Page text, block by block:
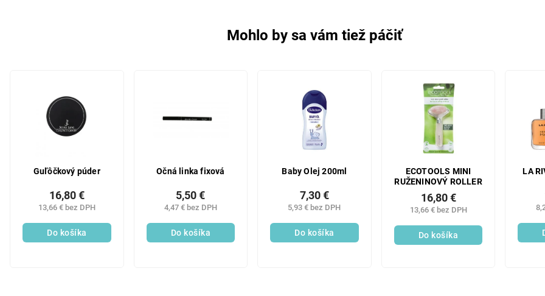
Mohlo by sa vám tiež páčiť
Guľôčkový púder
13,66 € bez DPH
16,80 €
Do košíka
Očná linka fixová
4,47 € bez DPH
5,50 €
Do košíka
Baby Olej 200ml
5,93 € bez DPH
7,30 €
Do košíka
ECOTOOLS MINI
RUŽENINOVÝ ROLLER
13,66 € bez DPH
16,80 €
Do košíka
LA